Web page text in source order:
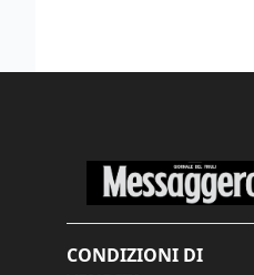
CONDIZIONI DI